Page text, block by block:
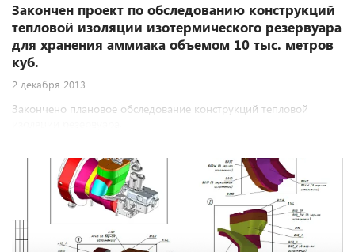
Закончен проект по обследованию конструкций
тепловой изоляции изотермического резервуара
для хранения аммиака объемом 10 тыс. метров
куб.
2 декабря 2013
Закончено плановое обследование конструкций тепловой